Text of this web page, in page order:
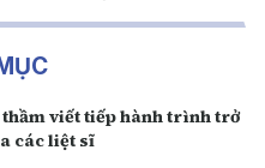
thầm viết tiếp hành trình trở
các liệt sĩ